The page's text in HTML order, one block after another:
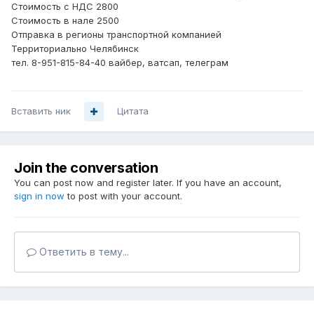
Стоимость с НДС 2800
Стоимость в нале 2500
Отправка в регионы транспортной компанией
Территориально Челябинск
тел. 8-951-815-84-40 вайбер, ватсап, телеграм
Вставить ник Цитата
Join the conversation
You can post now and register later. If you have an account,
sign in now to post with your account.
Ответить в тему...